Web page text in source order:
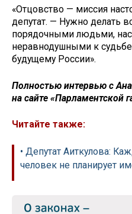
«Отцовство — миссия
депутат. — Нужно делать
порядочными людьми,
неравнодушными к
будущему России».
Полностью интервью с
на сайте «Парламентской
Читайте также:
• Депутат Аиткулова:
человек не планирует